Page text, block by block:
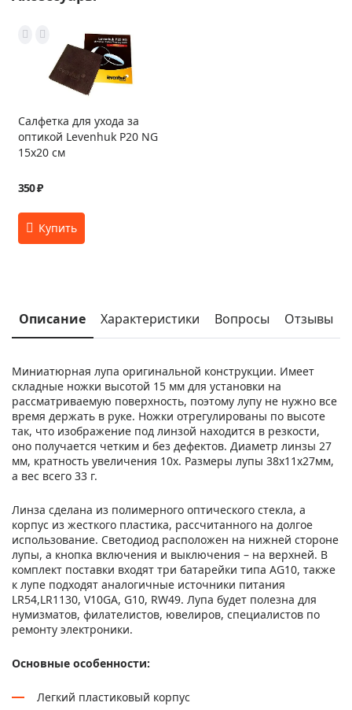
Салфетка для ухода за
оптикой Levenhuk P20 NG
15x20 см
350 ₽
Описание Характеристики Вопросы Отзывы
Миниатюрная лупа оригинальной конструкции. Имеет
складные ножки высотой 15 мм для установки на
рассматриваемую поверхность, поэтому лупу не нужно все
время держать в руке. Ножки отрегулированы по высоте
так, что изображение под линзой находится в резкости,
оно получается четким и без дефектов. Диаметр линзы 27
мм, кратность увеличения 10х. Размеры лупы 38х11х27мм,
а вес всего 33 г.
Линза сделана из полимерного оптического стекла, а
корпус из жесткого пластика, рассчитанного на долгое
использование. Светодиод расположен на нижней стороне
лупы, а кнопка включения и выключения – на верхней. В
комплект поставки входят три батарейки типа AG10, также
к лупе подходят аналогичные источники питания
LR54,LR1130, V10GA, G10, RW49. Лупа будет полезна для
нумизматов, филателистов, ювелиров, специалистов по
ремонту электроники.
Основные особенности:
Легкий пластиковый корпус